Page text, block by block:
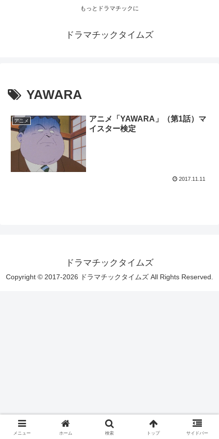
もっとドラマチックに
ドラマチックタイムズ
YAWARA
アニメ
アニメ「YAWARA」（第1話）マ
イスター検定
2017.11.11
ドラマチックタイムズ
Copyright © 2017-2026 ドラマチックタイムズ All Rights Reserved.
メニュー ホーム 検索 トップ サイドバー